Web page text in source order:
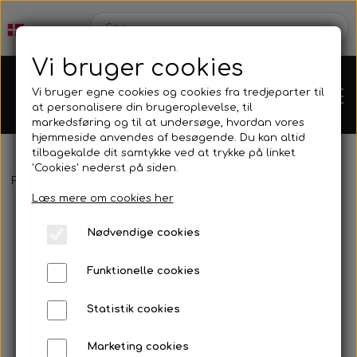
Karts
Mini kart
Motor
Forside
Vi bruger cookies
Vi bruger egne cookies og cookies fra tredjeparter til
at personalisere din brugeroplevelse, til
markedsføring og til at undersøge, hvordan vores
hjemmeside anvendes af besøgende. Du kan altid
tilbagekalde dit samtykke ved at trykke på linket
'Cookies' nederst på siden.
Læs mere om cookies her
Nødvendige cookies
Funktionelle cookies
Statistik cookies
Marketing cookies